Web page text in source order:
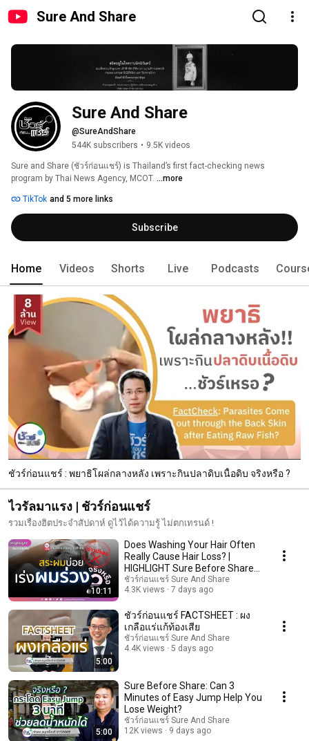
Sure And Share
Sure And Share
@SureAndShare
544K subscribers • 9.5K videos
Sure and Share (ชัวร์ก่อนแชร์) is Thailand’s first fact-checking news
program by Thai News Agency, MCOT. ...more
TikTok and 5 more links
Subscribe
Home Videos Shorts Live Podcasts
ชัวร์ก่อนแชร์ : พยาธิโผล่กลางหลัง เพราะกินปลาดิบเนื้อดิบ จริงหรือ ?
ไวรัลมาแรง | ชัวร์ก่อนแชร์
รวมเรื่องฮิตประจำสัปดาห์ ดูไว้ได้ความรู้ ไม่ตกเทรนด์ !
10:11
Does Washing Your Hair Often
Really Cause Hair Loss? |
HIGHLIGHT Sure Before Share
Live EP. 267
ชัวร์ก่อนแชร์ Sure And Share
4.3K views
7 days ago
5:00
ชัวร์ก่อนแชร์ FACTSHEET : ผง
เกลือแร่แก้ท้องเสีย
ชัวร์ก่อนแชร์ Sure And Share
4.4K views
5 days ago
5:00
Sure Before Share: Can 3
Minutes of Easy Jump Help You
Lose Weight?
ชัวร์ก่อนแชร์ Sure And Share
12K views
9 days ago